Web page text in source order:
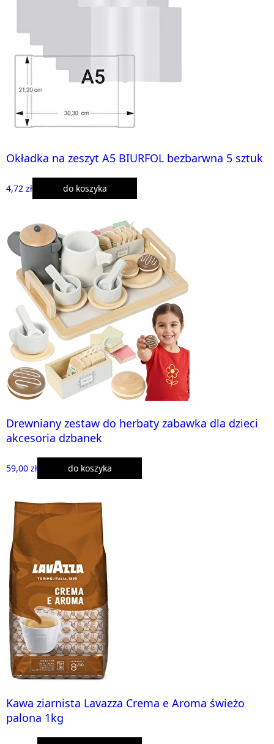
Okładka na zeszyt A5 BIURFOL bezbarwna 5 sztuk
4,72 zł do koszyka
Drewniany zestaw do herbaty zabawka dla dzieci
akcesoria dzbanek
59,00 zł do koszyka
Kawa ziarnista Lavazza Crema e Aroma świeżo
palona 1kg